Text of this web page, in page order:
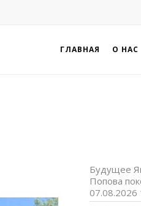
ГЛАВНАЯ О НАС
Будущее
Попова
07.08.2026